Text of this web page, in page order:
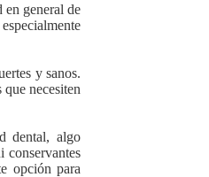
en general de
y sanos.
necesiten
dental, algo
conservantes
opción para